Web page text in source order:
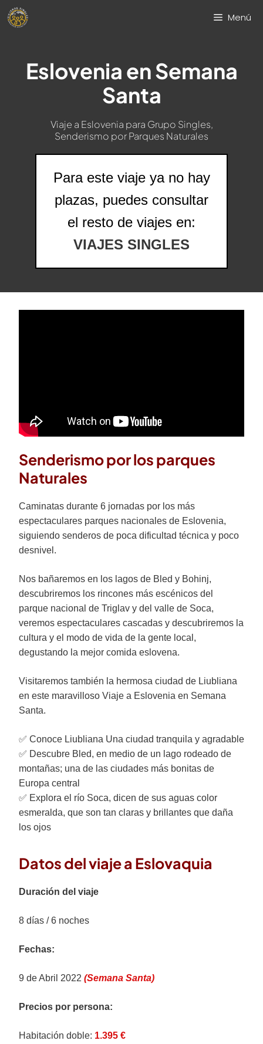
Saltar
Menú
Eslovenia en Semana
Santa
Viaje a Eslovenia para Grupo Singles,
Senderismo por Parques Naturales
Para este viaje ya no hay
plazas, puedes consultar
el resto de viajes en:
VIAJES SINGLES
Senderismo por los parques
Naturales
Caminatas durante 6 jornadas por los más
espectaculares parques nacionales de Eslovenia,
siguiendo senderos de poca dificultad técnica y poco
desnivel.
Nos bañaremos en los lagos de Bled y Bohinj,
descubriremos los rincones más escénicos del
parque nacional de Triglav y del valle de Soca,
veremos espectaculares cascadas y descubriremos la
cultura y el modo de vida de la gente local,
degustando la mejor comida eslovena.
Visitaremos también la hermosa ciudad de Liubliana
en este maravilloso Viaje a Eslovenia en Semana
Santa.
✅ Conoce Liubliana Una ciudad tranquila y agradable
✅ Descubre Bled, en medio de un lago rodeado de
montañas; una de las ciudades más bonitas de
Europa central
✅ Explora el río Soca, dicen de sus aguas color
esmeralda, que son tan claras y brillantes que daña
los ojos
Datos del viaje a Eslovaquia
Duración del viaje
8 días / 6 noches
Fechas:
9 de Abril 2022 (Semana Santa)
Precios por persona:
Habitación doble: 1.395 €